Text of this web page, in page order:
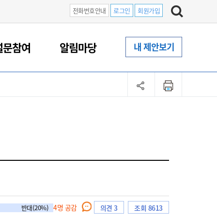
전화번호안내 로그인 회원가입
문참여 알림마당 내 제안보기
반대(20%) 4명 공감 의견 3 조회 8613